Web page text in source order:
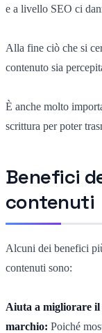
e a livello SEO ci
Alla fine ciò che si
contenuto sia
È anche molto
scrittura per poter
Benefici
contenuti
Alcuni dei benefici
contenuti sono:
Aiuta a migliorare il
marchio: Poiché